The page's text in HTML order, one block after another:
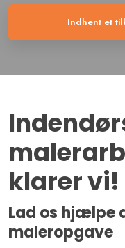
Indhent et
klarer vi!
Lad os hjælpe
maleropgave